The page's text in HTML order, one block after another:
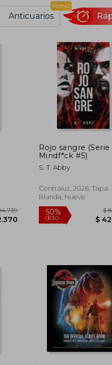
Anticuarios
Nuevo
$ 42.370
Rojo sangre (Serie
Mindf*ck #5)
S. T. Abby
Contraluz, 2026, Tapa
Blanda, Nuevo
dcto.